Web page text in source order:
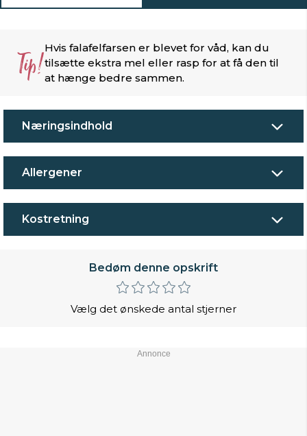
Tip!Hvis falafelfarsen er blevet for våd, kan du
tilsætte ekstra mel eller rasp for at få den til
at hænge bedre sammen.
Næringsindhold
Allergener
Kostretning
Bedøm denne opskrift
Vælg det ønskede antal stjerner